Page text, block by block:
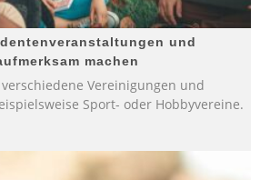
und
machen
Vereinigungen und
Sport- oder Hobbyvereine.